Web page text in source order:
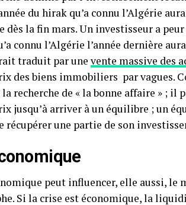
du hirak qu’a connu l’Algérie
la fin mars. Un investisseur a
connu l’Algérie l’année dernière
traduit par une vente massive des
des biens immobiliers par vagues.
recherche de « la bonne affaire » ; il
jusqu’à arriver à un équilibre ; un
récupérer une partie de son
peut influencer, elle aussi,
Si la crise est économique, la